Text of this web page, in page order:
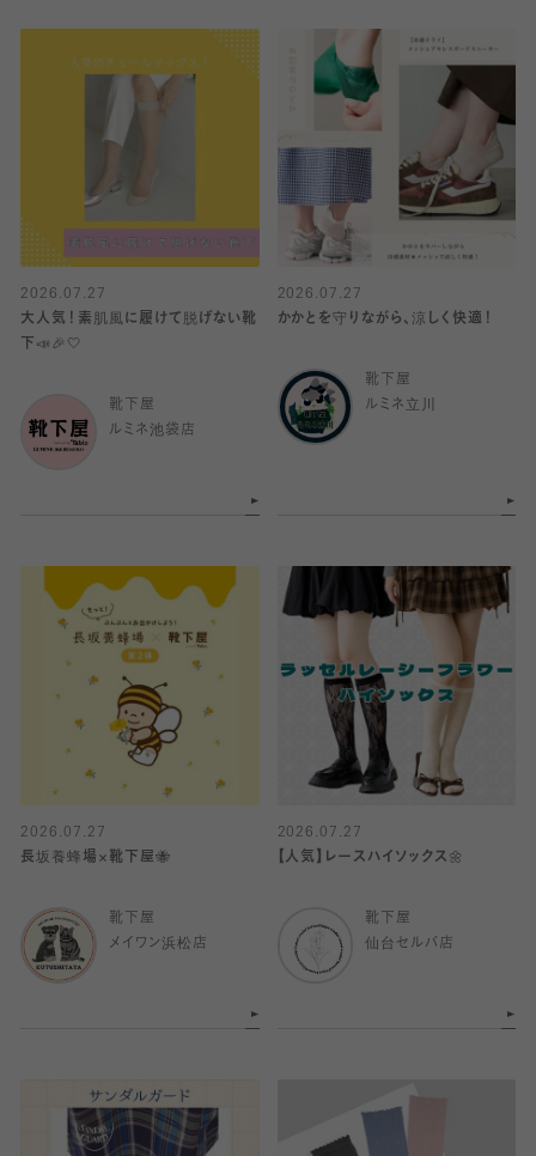
2026.07.27
大人気！素肌風に履けて脱げない靴
下📣🎉🤍
靴下屋
ルミネ池袋店
2026.07.27
かかとを守りながら、涼しく快適！
靴下屋
ルミネ立川
2026.07.27
長坂養蜂場×靴下屋🐝
靴下屋
メイワン浜松店
2026.07.27
【人気】レースハイソックス🌼
靴下屋
仙台セルバ店